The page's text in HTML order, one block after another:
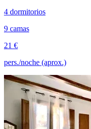
4 dormitorios
9 camas
21 €
pers./noche (aprox.)